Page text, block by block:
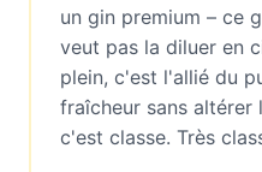
un gin premium – ce
veut pas la diluer en
plein, c'est l'allié du
fraîcheur sans altérer
c'est classe. Très